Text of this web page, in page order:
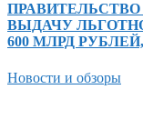
ВЫДАЧУ
600 МЛРД
Новости и обзоры